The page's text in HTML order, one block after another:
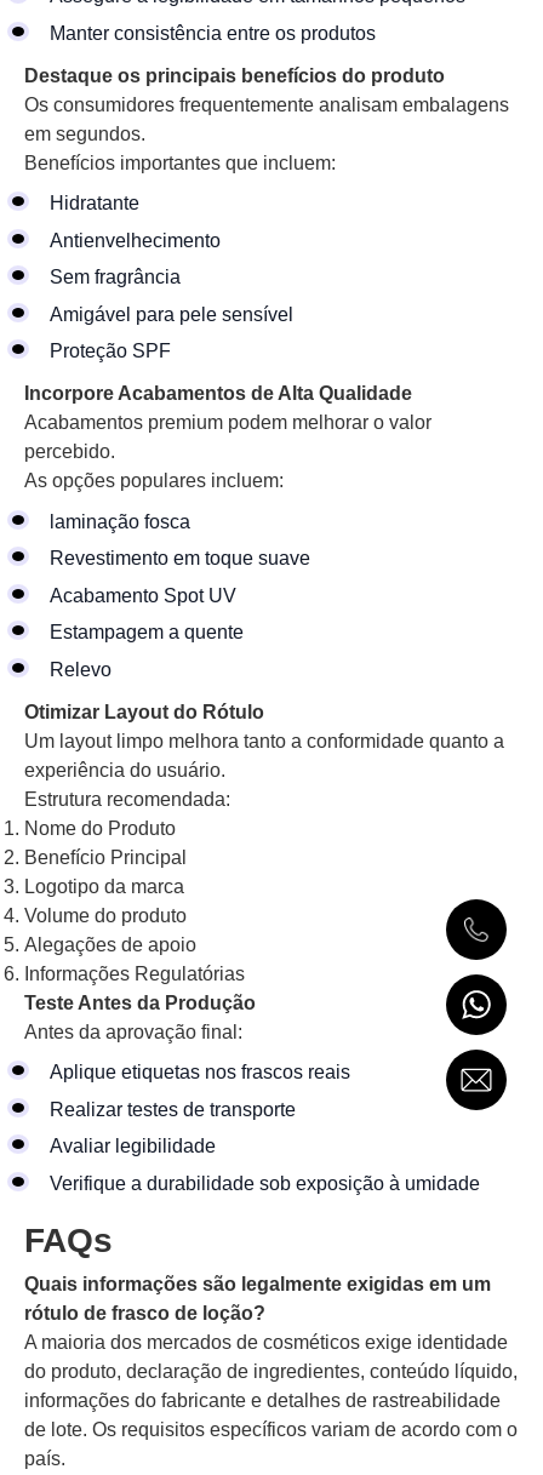
Manter consistência entre os produtos
Destaque os principais benefícios do produto
Os consumidores frequentemente analisam embalagens
em segundos.
Benefícios importantes que incluem:
Hidratante
Antienvelhecimento
Sem fragrância
Amigável para pele sensível
Proteção SPF
Incorpore Acabamentos de Alta Qualidade
Acabamentos premium podem melhorar o valor
percebido.
As opções populares incluem:
laminação fosca
Revestimento em toque suave
Acabamento Spot UV
Estampagem a quente
Relevo
Otimizar Layout do Rótulo
Um layout limpo melhora tanto a conformidade quanto a
experiência do usuário.
Estrutura recomendada:
Nome do Produto
Benefício Principal
Logotipo da marca
Volume do produto
Alegações de apoio
Informações Regulatórias
Teste Antes da Produção
Antes da aprovação final:
Aplique etiquetas nos frascos reais
Realizar testes de transporte
Avaliar legibilidade
Verifique a durabilidade sob exposição à umidade
FAQs
Quais informações são legalmente exigidas em um
rótulo de frasco de loção?
A maioria dos mercados de cosméticos exige identidade
do produto, declaração de ingredientes, conteúdo líquido,
informações do fabricante e detalhes de rastreabilidade
de lote. Os requisitos específicos variam de acordo com o
país.